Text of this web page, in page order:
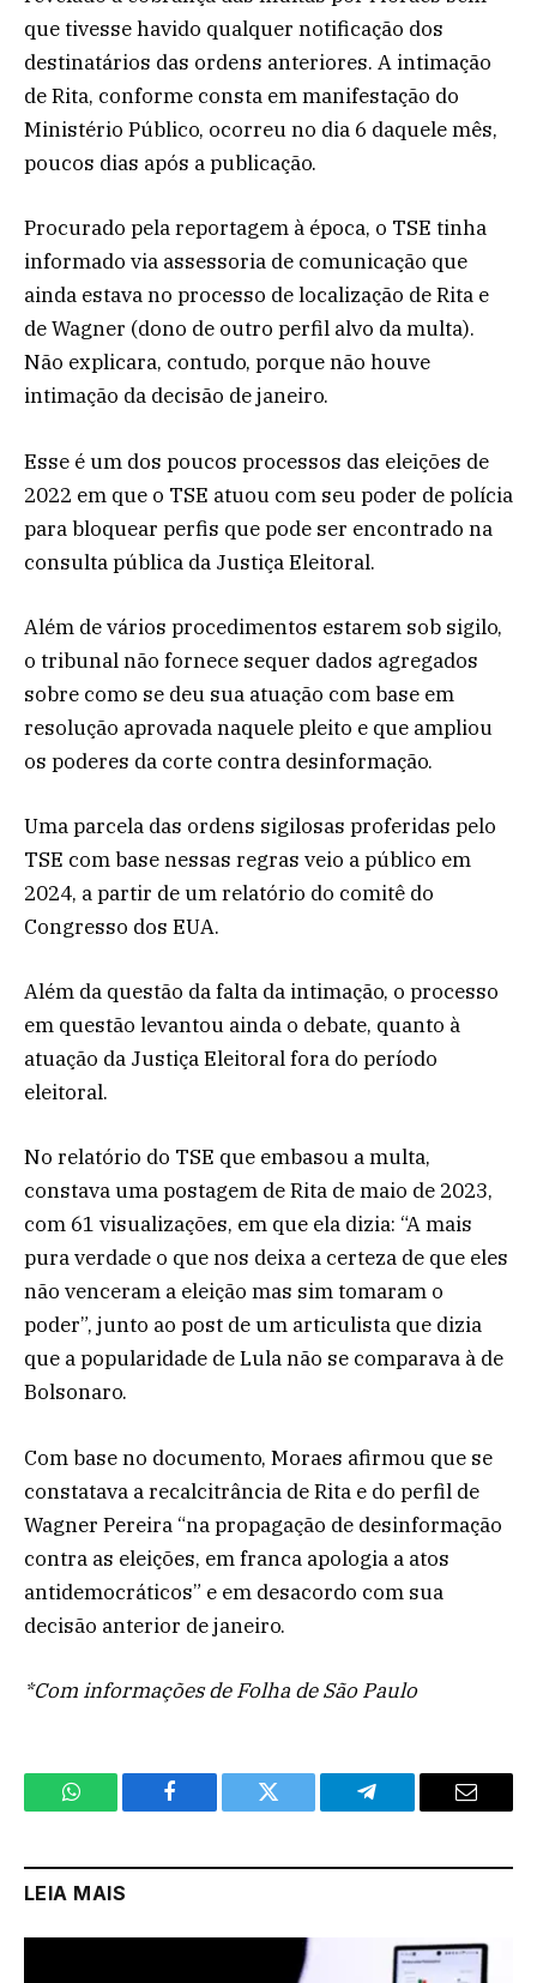
que tivesse havido qualquer notificação dos
destinatários das ordens anteriores. A intimação
de Rita, conforme consta em manifestação do
Ministério Público, ocorreu no dia 6 daquele mês,
poucos dias após a publicação.
Procurado pela reportagem à época, o TSE tinha
informado via assessoria de comunicação que
ainda estava no processo de localização de Rita e
de Wagner (dono de outro perfil alvo da multa).
Não explicara, contudo, porque não houve
intimação da decisão de janeiro.
Esse é um dos poucos processos das eleições de
2022 em que o TSE atuou com seu poder de polícia
para bloquear perfis que pode ser encontrado na
consulta pública da Justiça Eleitoral.
Além de vários procedimentos estarem sob sigilo,
o tribunal não fornece sequer dados agregados
sobre como se deu sua atuação com base em
resolução aprovada naquele pleito e que ampliou
os poderes da corte contra desinformação.
Uma parcela das ordens sigilosas proferidas pelo
TSE com base nessas regras veio a público em
2024, a partir de um relatório do comitê do
Congresso dos EUA.
Além da questão da falta da intimação, o processo
em questão levantou ainda o debate, quanto à
atuação da Justiça Eleitoral fora do período
eleitoral.
No relatório do TSE que embasou a multa,
constava uma postagem de Rita de maio de 2023,
com 61 visualizações, em que ela dizia: “A mais
pura verdade o que nos deixa a certeza de que eles
não venceram a eleição mas sim tomaram o
poder”, junto ao post de um articulista que dizia
que a popularidade de Lula não se comparava à de
Bolsonaro.
Com base no documento, Moraes afirmou que se
constatava a recalcitrância de Rita e do perfil de
Wagner Pereira “na propagação de desinformação
contra as eleições, em franca apologia a atos
antidemocráticos” e em desacordo com sua
decisão anterior de janeiro.
*Com informações de Folha de São Paulo
WhatsApp Facebook Twitter Telegram Email
LEIA MAIS